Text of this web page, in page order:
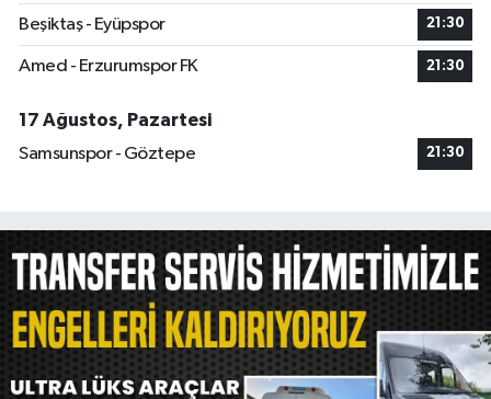
Beşiktaş - Eyüpspor 21:30
Amed - Erzurumspor FK 21:30
17 Ağustos, Pazartesi
Samsunspor - Göztepe
21:30